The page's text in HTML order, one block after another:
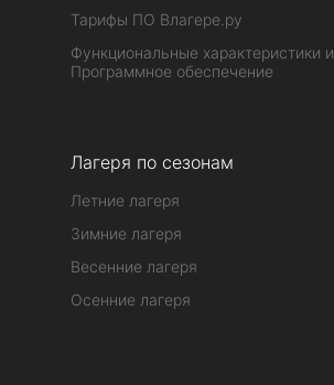
Тарифы ПО Влагере.ру
Функциональные характеристики и
Программное обеспечение
Лагеря по сезонам
Летние лагеря
Зимние лагеря
Весенние лагеря
Осенние лагеря